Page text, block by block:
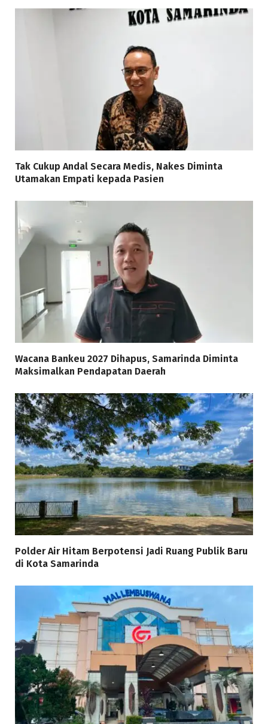
Tak Cukup Andal Secara Medis, Nakes Diminta
Utamakan Empati kepada Pasien
Wacana Bankeu 2027 Dihapus, Samarinda Diminta
Maksimalkan Pendapatan Daerah
Polder Air Hitam Berpotensi Jadi Ruang Publik Baru
di Kota Samarinda